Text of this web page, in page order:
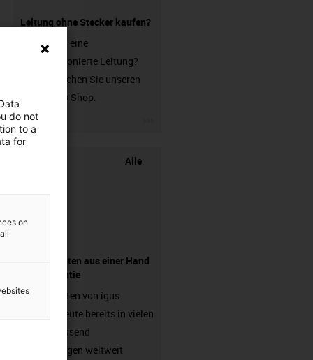
Leitung ohne Stecker kaufen?
Sie suchen eine
unkonfektionierte Leitung?
Dann besuchen Sie unseren
chainflex® Shop.
Alle
Komponenten aus einer Hand
- mit Garantie
Energieketten von igus
arbeiten heute bereits in vielen
hunderttausend
Anwendungen weltweit
do not
to a
for
on